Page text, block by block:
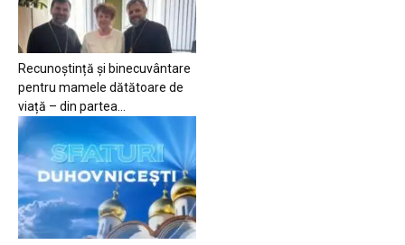
Recunoștință și binecuvântare
pentru mamele dătătoare de
viață – din partea...